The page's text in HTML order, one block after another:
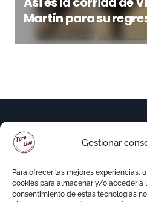
Gestionar
Para ofrecer las mejores experiencias,
cookies para almacenar y/o acceder a
consentimiento de estas tecnologías
Martín para su
Huesca trece años
(Imágenes)